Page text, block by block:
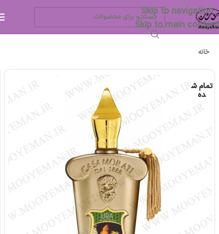
Skip to navigation
Skip to main content
خانه
تمام ش
ده